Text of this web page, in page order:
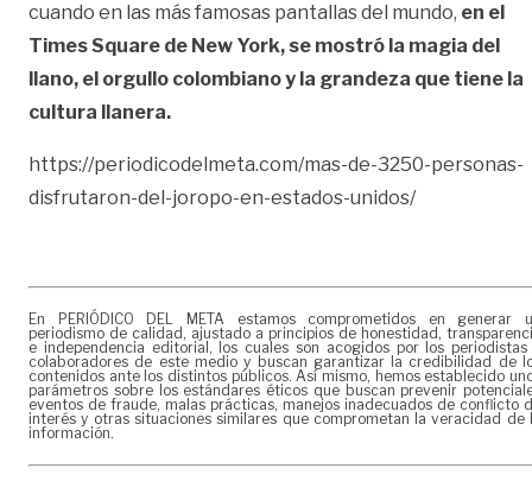
cuando en las más famosas pantallas del mundo, en el
Times Square de New York, se mostró la magia del
llano, el orgullo colombiano y la grandeza que tiene la
cultura llanera.
https://periodicodelmeta.com/mas-de-3250-personas-
disfrutaron-del-joropo-en-estados-unidos/
En PERIÓDICO DEL META estamos comprometidos en generar
periodismo de calidad, ajustado a principios de honestidad,
e independencia editorial, los cuales son acogidos por los periodistas
colaboradores de este medio y buscan garantizar la credibilidad de
contenidos ante los distintos públicos. Así mismo, hemos establecido
parámetros sobre los estándares éticos que buscan prevenir
eventos de fraude, malas prácticas, manejos inadecuados de conflicto
interés y otras situaciones similares que comprometan la veracidad de
información.